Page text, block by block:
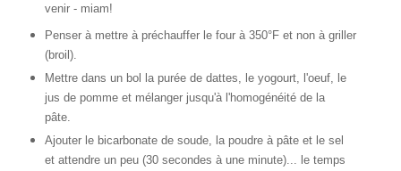
venir - miam!
Penser à mettre à préchauffer le four à 350°F et non à griller
(broil).
Mettre dans un bol la purée de dattes, le yogourt, l'oeuf, le
jus de pomme et mélanger jusqu'à l'homogénéité de la
pâte.
Ajouter le bicarbonate de soude, la poudre à pâte et le sel
et attendre un peu (30 secondes à une minute)... le temps